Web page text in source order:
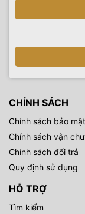
CHÍNH SÁCH
Chính sách bảo mật
Chính sách vận
Chính sách đổi trả
Quy định sử dụng
HỖ TRỢ
Tìm kiếm